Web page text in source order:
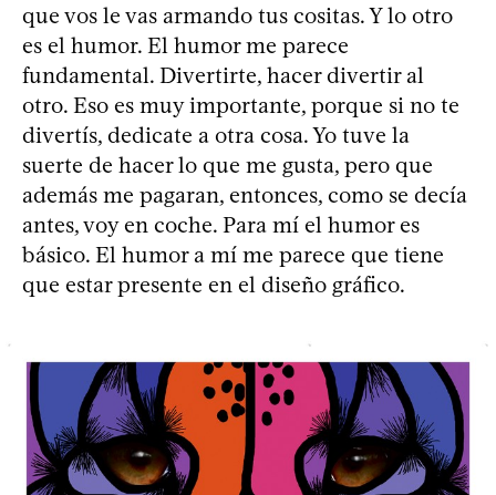
que vos le vas armando tus cositas. Y lo otro
es el humor. El humor me parece
fundamental. Divertirte, hacer divertir al
otro. Eso es muy importante, porque si no te
divertís, dedicate a otra cosa. Yo tuve la
suerte de hacer lo que me gusta, pero que
además me pagaran, entonces, como se decía
antes, voy en coche. Para mí el humor es
básico. El humor a mí me parece que tiene
que estar presente en el diseño gráfico.